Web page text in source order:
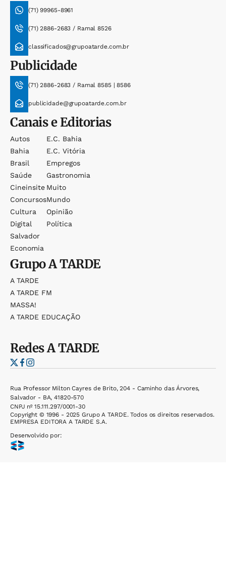
(71) 99965-8961
(71) 2886-2683 / Ramal 8526
classificados@grupoatarde.com.br
Publicidade
(71) 2886-2683 / Ramal 8585 | 8586
publicidade@grupoatarde.com.br
Canais e Editorias
Autos
Bahia
Brasil
Saúde
Cineinsite
Concursos
Cultura
Digital
Salvador
Economia
E.c. Bahia
E.c. Vitória
Empregos
Gastronomia
Muito
Mundo
Opinião
Política
GrupoA TARDE
A TARDE
A TARDE FM
MASSA!
A TARDE EDUCAÇÃO
RedesA TARDE
Rua Professor Milton Cayres de Brito, 204 - Caminho das Árvores,
Salvador - BA, 41820-570
CNPJ nº 15.111.297/0001-30
Copyright © 1996 - 2025 Grupo A TARDE. Todos os direitos reservados.
EMPRESA EDITORA A TARDE S.A.
Desenvolvido por: